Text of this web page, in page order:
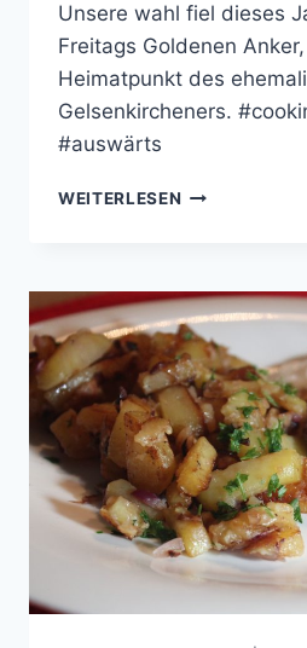
Unsere wahl fiel dieses
Freitags Goldenen
Heimatpunkt des
Gelsenkircheners.
#auswärts
WEITERLESEN FRIENDS
BJÖRN
FREITAG
(2017)